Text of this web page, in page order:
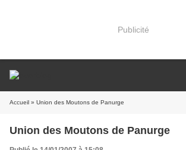
Publicité
Accueil » Union des Moutons de Panurge
Union des Moutons de Panurge